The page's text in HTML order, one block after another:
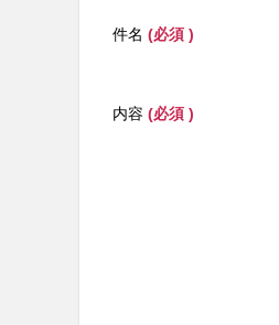
件名 (必須 )
内容 (必須 )